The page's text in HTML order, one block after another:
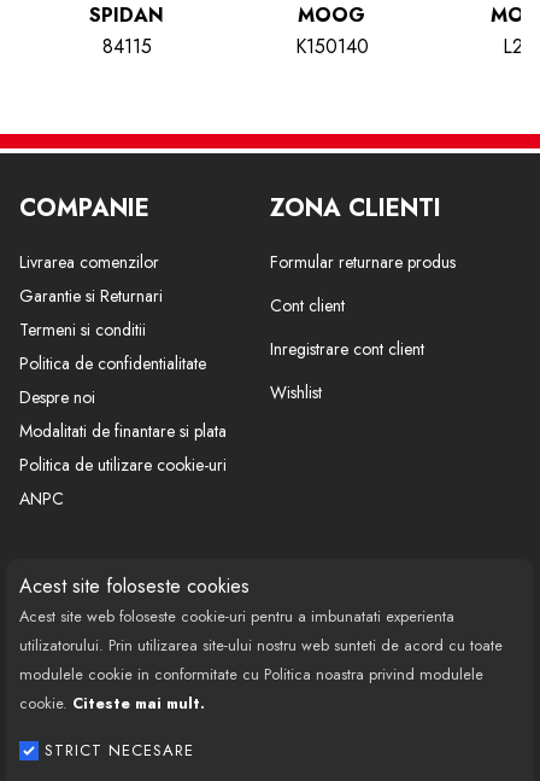
Acest site foloseste cookies
Acest site web foloseste cookie-uri pentru a imbunatati experienta
utilizatorului. Prin utilizarea site-ului nostru web sunteti de acord cu toate
modulele cookie in conformitate cu Politica noastra privind modulele
cookie. Citeste mai mult.
STRICT NECESARE
SPIDAN
MOOG
84115
K150140
Producator
Model Versiune Motor Mentini
VW
Passat
3B5 toate
AUDI
Audi A4 8D5
toate
Audi A8
4D2
Audi A4
8D2
toate
4B2
COMPANIE
Livrarea comenzilor
Garantie si Returnari
Termeni si conditii
Politica de confidentialitate
Despre noi
Modalitati de finantare si plata
Politica de utilizare cookie-uri
ANPC
ZONA CLIENTI
Formular returnare produs
Cont client
Inregistrare cont client
Wishlist
CONTACT
Call Center: 0377 100 941
Program de lucru: Luni-Vineri
08:00 - 18:00
Email: contact@bestautovest.ro